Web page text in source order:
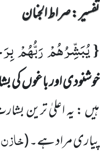
تفسیر : ‎صراط الجنان
{یُبَشِّرُهُمْ رَبُّهُمْ
خوشنودی اور باغوں کی
ہیں : یہ اعلیٰ ترین
پیاری مراد ہے۔(